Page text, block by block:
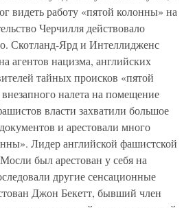
видеть работу «пятой колонны» на
Черчилля действовало
Скотланд-Ярд и Интеллидженс
агентов нацизма, английских
тайных происков «пятой
налета на помещение
власти захватили большое
и арестовали много
Лидер английской фашистской
был арестован у себя на
другие сенсационные
Джон Бекетт, бывший член